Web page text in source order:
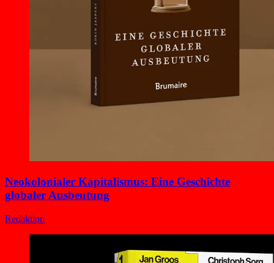
Neokolonialer Kapitalismus: Eine Geschichte
globaler Ausbeutung
Redaktion